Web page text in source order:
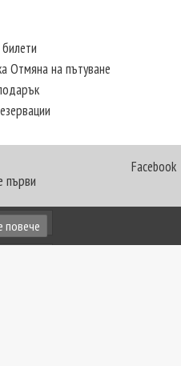
Отмяна на пътуване
първи
Facebook
повече